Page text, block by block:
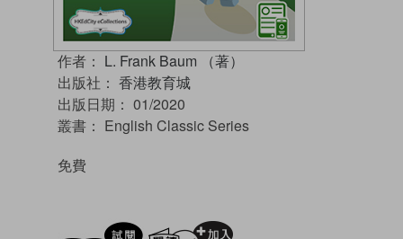
作者： L. Frank Baum （著）
出版社： 香港教育城
出版日期： 01/2020
叢書： English Classic Series
免費
試閲